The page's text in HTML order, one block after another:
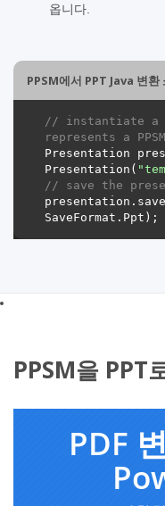
옵니다.
PPSM에서 PPT Java 변환
// instantiate a
represents a
Presentation
Presentation(
// save the
PPSM을 PPT